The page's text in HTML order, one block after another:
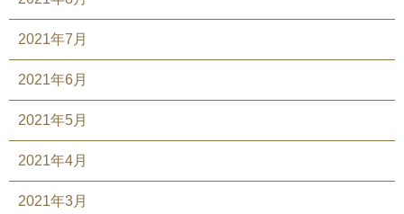
2021年7月
2021年6月
2021年5月
2021年4月
2021年3月